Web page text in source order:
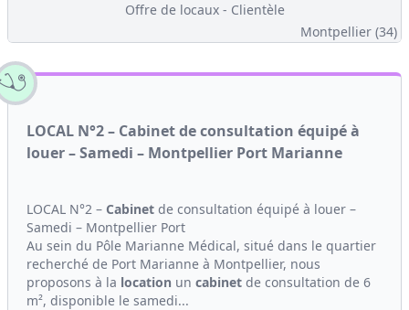
Offre de locaux - Clientèle
Montpellier (34)
LOCAL N°2 – Cabinet de consultation équipé à
louer – Samedi – Montpellier Port Marianne
LOCAL N°2 – Cabinet de consultation équipé à louer –
Samedi – Montpellier Port
Au sein du Pôle Marianne Médical, situé dans le quartier
recherché de Port Marianne à Montpellier, nous
proposons à la location un cabinet de consultation de 6
m², disponible le samedi...